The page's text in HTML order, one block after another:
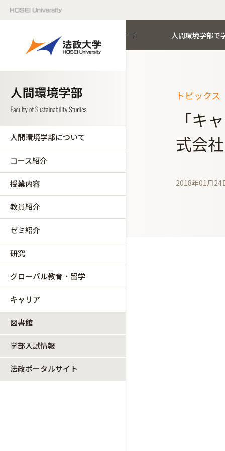
人間環境学部について
コース紹介
授業内容
教員紹介
ゼミ紹介
研究
グローバル教育・留学
キャリア
図書館
学部入試情報
法政ポータルサイト
人間環境学部で
トピック
「キ
式会
2018年01月24